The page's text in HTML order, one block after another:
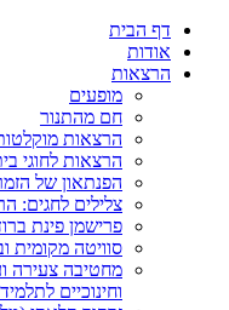
דף הבית
אודות
הרצאות
מופעים
חם מהתנור
הרצאות
הרצאות לחוגי
הפנתאון של
צלילים לחגים:
פרישמן פינת
סוויטה מקומית
מחטיבה צעירה
וחינוכיים